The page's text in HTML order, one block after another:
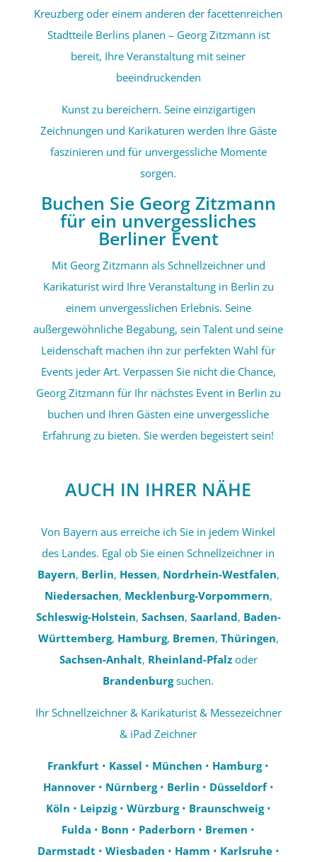
Kreuzberg oder einem anderen der facettenreichen
Stadtteile Berlins planen – Georg Zitzmann ist
bereit, Ihre Veranstaltung mit seiner
beeindruckenden
Kunst zu bereichern. Seine einzigartigen
Zeichnungen und Karikaturen werden Ihre Gäste
faszinieren und für unvergessliche Momente
sorgen.
Buchen Sie Georg Zitzmann
für ein unvergessliches
Berliner Event
Mit Georg Zitzmann als Schnellzeichner und
Karikaturist wird Ihre Veranstaltung in Berlin zu
einem unvergesslichen Erlebnis. Seine
außergewöhnliche Begabung, sein Talent und seine
Leidenschaft machen ihn zur perfekten Wahl für
Events jeder Art. Verpassen Sie nicht die Chance,
Georg Zitzmann für Ihr nächstes Event in Berlin zu
buchen und Ihren Gästen eine unvergessliche
Erfahrung zu bieten. Sie werden begeistert sein!
AUCH IN IHRER NÄHE
Von Bayern aus erreiche ich Sie in jedem Winkel
des Landes. Egal ob Sie einen Schnellzeichner in
Bayern, Berlin, Hessen, Nordrhein-Westfalen,
Niedersachen, Mecklenburg-Vorpommern,
Schleswig-Holstein, Sachsen, Saarland, Baden-
Württemberg, Hamburg, Bremen, Thüringen,
Sachsen-Anhalt, Rheinland-Pfalzoder
Brandenburgsuchen.
Ihr Schnellzeichner & Karikaturist & Messezeichner
& iPad Zeichner
Frankfurt • Kassel • München • Hamburg•
Hannover• Nürnberg• Berlin • Düsseldorf•
Köln • Leipzig• Würzburg • Braunschweig•
Fulda • Bonn • Paderborn • Bremen •
Darmstadt • Wiesbaden • Hamm • Karlsruhe•